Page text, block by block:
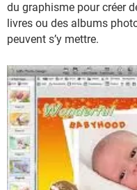
du graphisme pour créer
livres ou des albums
peuvent s’y mettre.